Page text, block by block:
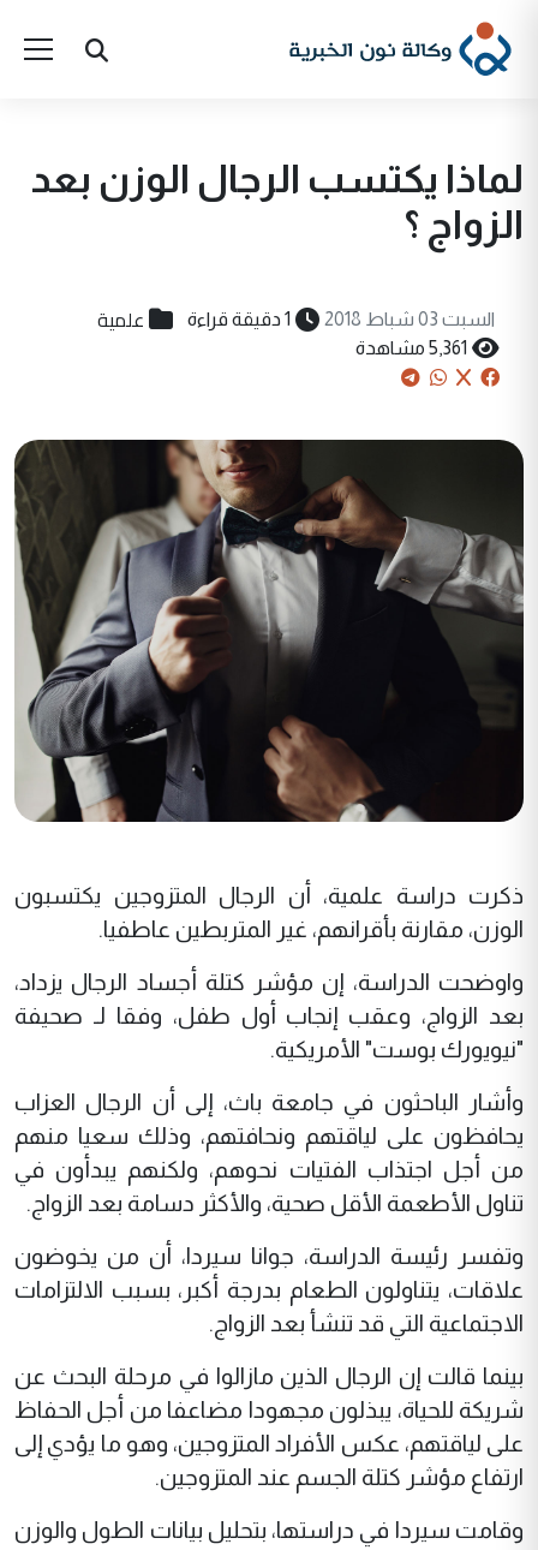
لماذا يكتسب الرجال الوزن بعد
الزواج ؟
السبت 03 شباط 2018 1 دقيقة قراءة علمية
5,361 مشاهدة
ذكرت دراسة علمية، أن الرجال المتزوجين يكتسبون
الوزن، مقارنة بأقرانهم، غير المتربطين عاطفيا.
واوضحت الدراسة، إن مؤشر كتلة أجساد الرجال يزداد،
بعد الزواج، وعقب إنجاب أول طفل، وفقا لـ صحيفة
"نيويورك بوست" الأمريكية.
وأشار الباحثون في جامعة باث، إلى أن الرجال العزاب
يحافظون على لياقتهم ونحافتهم، وذلك سعيا منهم
من أجل اجتذاب الفتيات نحوهم، ولكنهم يبدأون في
تناول الأطعمة الأقل صحية، والأكثر دسامة بعد الزواج.
وتفسر رئيسة الدراسة، جوانا سيردا، أن من يخوضون
علاقات، يتناولون الطعام بدرجة أكبر، بسبب الالتزامات
الاجتماعية التي قد تنشأ بعد الزواج.
بينما قالت إن الرجال الذين مازالوا في مرحلة البحث عن
شريكة للحياة، يبذلون مجهودا مضاعفا من أجل الحفاظ
على لياقتهم، عكس الأفراد المتزوجين، وهو ما يؤدي إلى
ارتفاع مؤشر كتلة الجسم عند المتزوجين.
وقامت سيردا في دراستها، بتحليل بيانات الطول والوزن